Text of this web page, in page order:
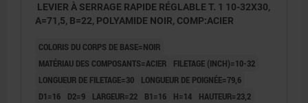
LEVIER À SERRAGE RAPIDE RÉGLABLE T. 1 10-32X30,
A=71,5, B=22, POLYAMIDE NOIR, COMP:ACIER
COLORIS DU CORPS DE BASE=NOIR
MATÉRIAU DES COMPOSANTS=ACIER
FILETAGE (INCH)=10-32
LONGUEUR DE FILETAGE=30
LONGUEUR DE POIGNÉE=79,6
D1=16
D2=9 LARGEUR=22 B1=16 H=14
HAUTEUR=23,2